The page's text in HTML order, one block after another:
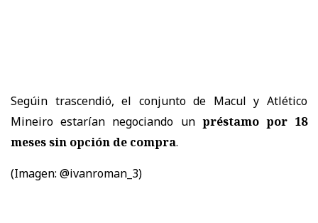
Segúin trascendió, el conjunto de Macul y Atlético
Mineiro estarían negociando un préstamo por 18
meses sin opción de compra.
(Imagen: @ivanroman_3)